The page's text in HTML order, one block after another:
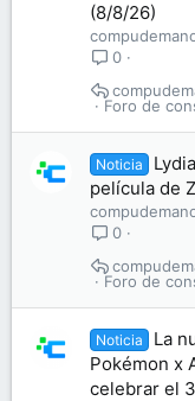
(8/8/26)
0
Foro de
Noticia
película de
0
Foro de
Noticia
La
Pokémon x
celebrar el